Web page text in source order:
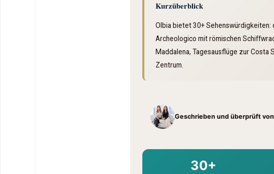
Kurzüberblick
Olbia bietet 30+ Sehenswürdigkeiten:
Archeologico mit römischen
Maddalena, Tagesausflüge zur Costa
Zentrum.
Geschrieben und überprüft von
30+